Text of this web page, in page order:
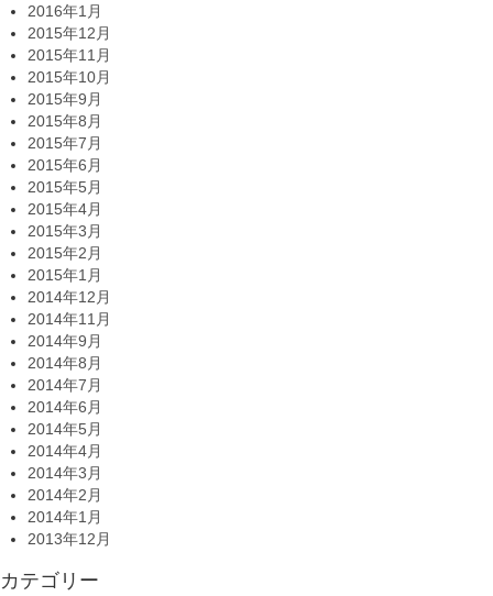
2016年1月
2015年12月
2015年11月
2015年10月
2015年9月
2015年8月
2015年7月
2015年6月
2015年5月
2015年4月
2015年3月
2015年2月
2015年1月
2014年12月
2014年11月
2014年9月
2014年8月
2014年7月
2014年6月
2014年5月
2014年4月
2014年3月
2014年2月
2014年1月
2013年12月
カテゴリー